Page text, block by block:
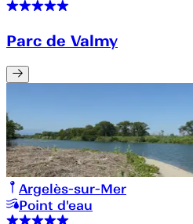
Parc de Valmy
Argelès-sur-Mer
Point d'eau